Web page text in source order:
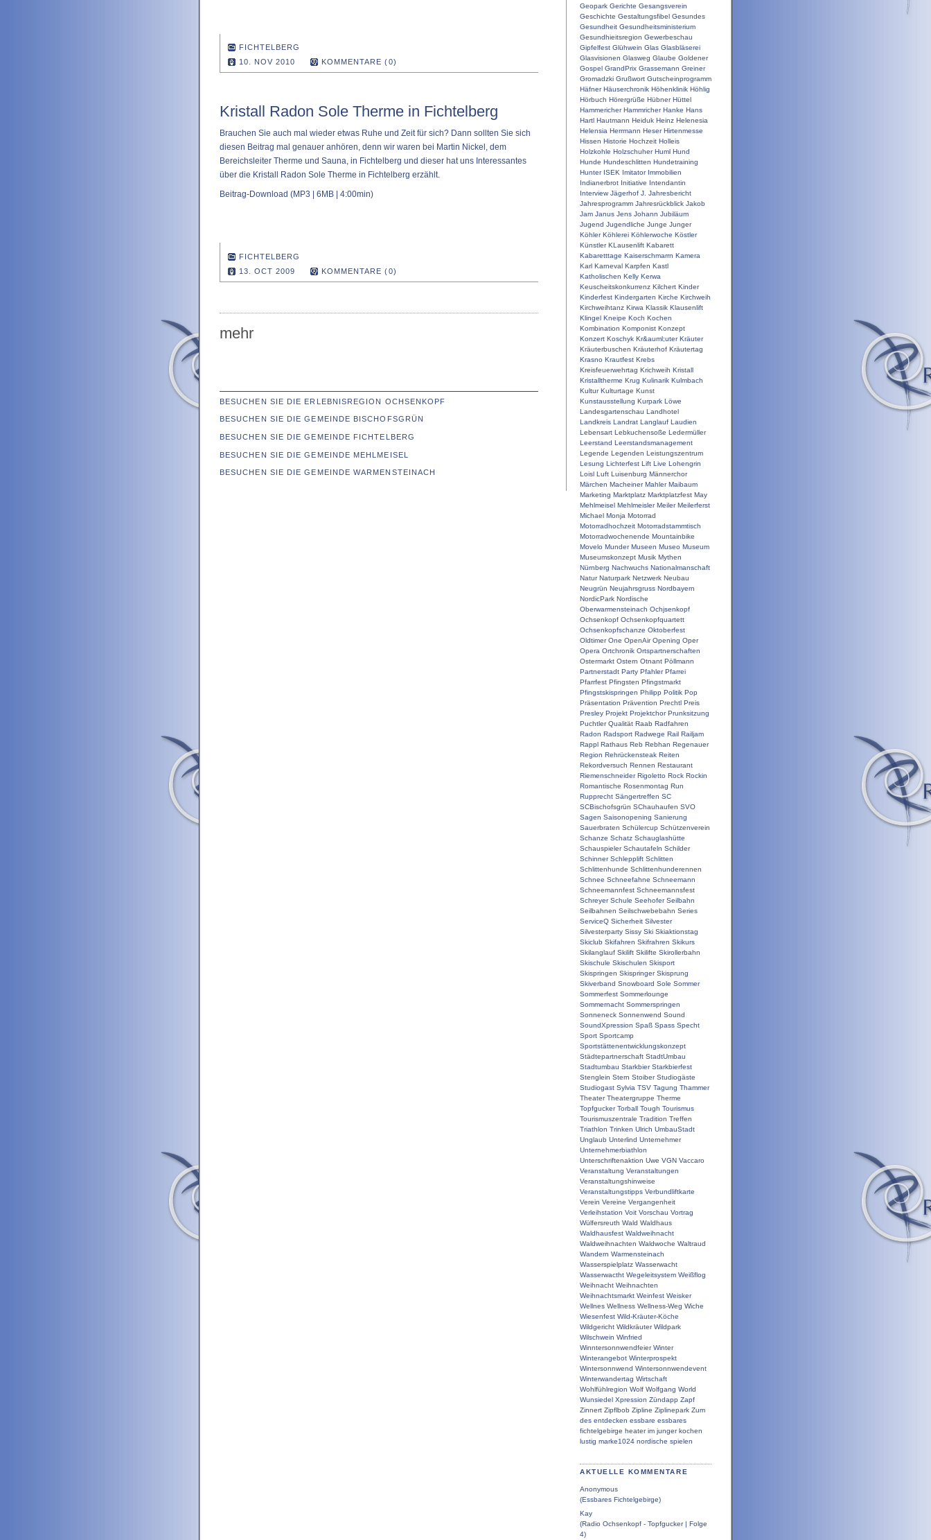
Geopark Gerichte Gesangsverein
Geschichte Gestaltungsfibel Gesundes
Gesundheit Gesundheitsministerium
Gesundhieitsregion Gewerbeschau
Gipfelfest Glühwein Glas Glasbläserei
Glasvisionen Glasweg Glaube Goldener
Gospel GrandPrix Grassemann Greiner
Gromadzki Grußwort Gutscheinprogramm
Häfner Häuserchronik Höhenklinik Höhlig
Hörbuch Hörergrüße Hübner Hüttel
Hammericher Hammricher Hanke Hans
Hartl Hautmann Heiduk Heinz Helenesia
Helensia Herrmann Heser Hirtenmesse
Hissen Historie Hochzeit Holleis
Holzkohle Holzschuher Huml Hund
Hunde Hundeschlitten Hundetraining
Hunter ISEK Imitator Immobilien
Indianerbrot Initiative Intendantin
Interview Jägerhof J. Jahresbericht
Jahresprogramm Jahresrückblick Jakob
Jam Janus Jens Johann Jubiläum
Jugend Jugendliche Junge Junger
Köhler Köhlerei Köhlerwoche Köstler
Künstler KLausenlift Kabarett
Kabaretttage Kaiserschmarrn Kamera
Karl Karneval Karpfen Kastl
Katholischen Kelly Kerwa
Keuscheitskonkurrenz Kilchert Kinder
Kinderfest Kindergarten Kirche Kirchweih
Kirchweihtanz Kirwa Klassik Klausenlift
Klingel Kneipe Koch Kochen
Kombination Komponist Konzept
Konzert Koschyk Kr&auml;uter Kräuter
Kräuterbuschen Kräuterhof Kräutertag
Krasno Krautfest Krebs
Kreisfeuerwehrtag Krichweih Kristall
Kristalltherme Krug Kulinarik Kulmbach
Kultur Kulturtage Kunst
Kunstausstellung Kurpark Löwe
Landesgartenschau Landhotel
Landkreis Landrat Langlauf Laudien
Lebensart Lebkuchensoße Ledermüller
Leerstand Leerstandsmanagement
Legende Legenden Leistungszentrum
Lesung Lichterfest Lift Live Lohengrin
Loisl Luft Luisenburg Männerchor
Märchen Macheiner Mahler Maibaum
Marketing Marktplatz Marktplatzfest May
Mehlmeisel Mehlmeisler Meiler Meilerferst
Michael Monja Motorrad
Motorradhochzeit Motorradstammtisch
Motorradwochenende Mountainbike
Movelo Munder Museen Museo Museum
Museumskonzept Musik Mythen
Nürnberg Nachwuchs Nationalmanschaft
Natur Naturpark Netzwerk Neubau
Neugrün Neujahrsgruss Nordbayern
NordicPark Nordische
Oberwarmensteinach Ochjsenkopf
Ochsenkopf Ochsenkopfquartett
Ochsenkopfschanze Oktoberfest
Oldtimer One OpenAir Opening Oper
Opera Ortchronik Ortspartnerschaften
Ostermarkt Ostern Otnant Pöllmann
Partnerstadt Party Pfahler Pfarrei
Pfarrfest Pfingsten Pfingstmarkt
Pfingstskispringen Philipp Politik Pop
Präsentation Prävention Prechtl Preis
Presley Projekt Projektchor Prunksitzung
Puchtler Qualität Raab Radfahren
Radon Radsport Radwege Rail Railjam
Rappl Rathaus Reb Rebhan Regenauer
Region Rehrückensteak Reiten
Rekordversuch Rennen Restaurant
Riemenschneider Rigoletto Rock Rockin
Romantische Rosenmontag Run
Rupprecht Sängertreffen SC
SCBischofsgrün SChauhaufen SVO
Sagen Saisonopening Sanierung
Sauerbraten Schülercup Schützenverein
Schanze Schatz Schauglashütte
Schauspieler Schautafeln Schilder
Schinner Schlepplift Schlitten
Schlittenhunde Schlittenhunderennen
Schnee Schneefahne Schneemann
Schneemannfest Schneemannsfest
Schreyer Schule Seehofer Seilbahn
Seilbahnen Seilschwebebahn Series
ServiceQ Sicherheit Silvester
Silvesterparty Sissy Ski Skiaktionstag
Skiclub Skifahren Skifrahren Skikurs
Skilanglauf Skilift Skilifte Skirollerbahn
Skischule Skischulen Skisport
Skispringen Skispringer Skisprung
Skiverband Snowboard Sole Sommer
Sommerfest Sommerlounge
Sommernacht Sommerspringen
Sonneneck Sonnenwend Sound
SoundXpression Spaß Spass Specht
Sport Sportcamp
Sportstättenentwicklungskonzept
Städtepartnerschaft StadtUmbau
Stadtumbau Starkbier Starkbierfest
Stenglein Stern Stoiber Studiogäste
Studiogast Sylvia TSV Tagung Thammer
Theater Theatergruppe Therme
Topfgucker Torball Tough Tourismus
Tourismuszentrale Tradition Treffen
Triathlon Trinken Ulrich UmbauStadt
Unglaub Unterlind Unternehmer
Unternehmerbiathlon
Unterschriftenaktion Uwe VGN Vaccaro
Veranstaltung Veranstaltungen
Veranstaltungshinweise
Veranstaltungstipps Verbundliftkarte
Verein Vereine Vergangenheit
Verleihstation Voit Vorschau Vortrag
Wülfersreuth Wald Waldhaus
Waldhausfest Waldweihnacht
Waldweihnachten Waldwoche Waltraud
Wandern Warmensteinach
Wasserspielplatz Wasserwacht
Wasserwactht Wegeleitsystem Weißflog
Weihnacht Weihnachten
Weihnachtsmarkt Weinfest Weisker
Wellnes Wellness Wellness-Weg Wiche
Wiesenfest Wild-Kräuter-Köche
Wildgericht Wildkräuter Wildpark
Wilschwein Winfried
Winntersonnwendfeier Winter
Winterangebot Winterprospekt
Wintersonnwend Wintersonnwendevent
Winterwandertag Wirtschaft
Wohlfühlregion Wolf Wolfgang World
Wunsiedel Xpression Zündapp Zapf
Zinnert Zipflbob Zipline Ziplinepark Zum
des entdecken essbare essbares
fichtelgebirge heater im junger kochen
lustig marke1024 nordische spielen
AKTUELLE KOMMENTARE
Anonymous
(Essbares Fichtelgebirge)
Kay
(Radio Ochsenkopf - Topfgucker | Folge
4)
FICHTELBERG
10. NOV 2010
KOMMENTARE (0)
Kristall Radon Sole Therme in Fichtelberg
Brauchen Sie auch mal wieder etwas Ruhe und Zeit für sich? Dann sollten Sie sich
diesen Beitrag mal genauer anhören, denn wir waren bei Martin Nickel, dem
Bereichsleiter Therme und Sauna, in Fichtelberg und dieser hat uns Interessantes
über die Kristall Radon Sole Therme in Fichtelberg erzählt.
Beitrag-Download (MP3 | 6MB | 4:00min)
FICHTELBERG
13. OCT 2009
KOMMENTARE (0)
mehr
BESUCHEN SIE DIE ERLEBNISREGION OCHSENKOPF
BESUCHEN SIE DIE GEMEINDE BISCHOFSGRÜN
BESUCHEN SIE DIE GEMEINDE FICHTELBERG
BESUCHEN SIE DIE GEMEINDE MEHLMEISEL
BESUCHEN SIE DIE GEMEINDE WARMENSTEINACH